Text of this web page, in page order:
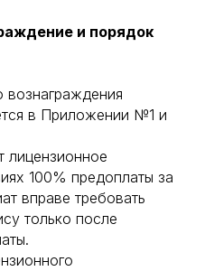
и порядок
вознаграждения
в Приложении №1 и
лицензионное
100% предоплаты за
вправе требовать
только после